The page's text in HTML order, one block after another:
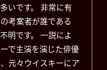
いです。 非常に有
考案者が誰である
明です。 一説によ
で主演を演じた俳優
元々ウイスキーにア